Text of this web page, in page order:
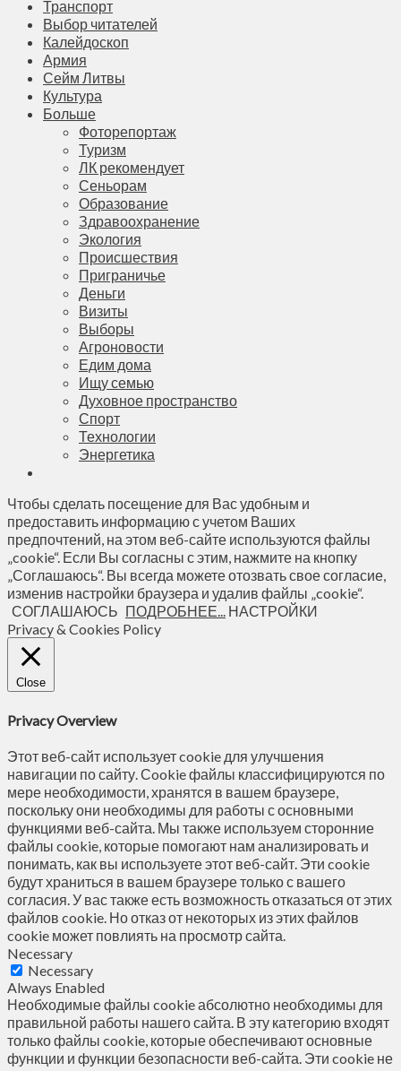
Транспорт
Выбор читателей
Калейдоскоп
Армия
Сейм Литвы
Культура
Больше
Фоторепортаж
Туризм
ЛК рекомендует
Сеньорам
Образование
Здравоохранение
Экология
Происшествия
Приграничье
Деньги
Визиты
Выборы
Агроновости
Едим дома
Ищу семью
Духовное пространство
Спорт
Технологии
Энергетика
Чтобы сделать посещение для Вас удобным и
предоставить информацию с учетом Ваших
предпочтений, на этом веб-сайте используются файлы
„cookie“. Если Вы согласны с этим, нажмите на кнопку
„Соглашаюсь“. Вы всегда можете отозвать свое согласие,
изменив настройки браузера и удалив файлы „cookie“.
СОГЛАШАЮСЬ ПОДРОБНЕЕ... НАСТРОЙКИ
Privacy & Cookies Policy
Close
Privacy Overview
Этот веб-сайт использует cookie для улучшения
навигации по сайту. Сookie файлы классифицируются по
мере необходимости, хранятся в вашем браузере,
поскольку они необходимы для работы с основными
функциями веб-сайта. Мы также используем сторонние
файлы cookie, которые помогают нам анализировать и
понимать, как вы используете этот веб-сайт. Эти cookie
будут храниться в вашем браузере только с вашего
согласия. У вас также есть возможность отказаться от этих
файлов cookie. Но отказ от некоторых из этих файлов
cookie может повлиять на просмотр сайта.
Necessary
Necessary
Always Enabled
Необходимые файлы cookie абсолютно необходимы для
правильной работы нашего сайта. В эту категорию входят
только файлы cookie, которые обеспечивают основные
функции и функции безопасности веб-сайта. Эти cookie не